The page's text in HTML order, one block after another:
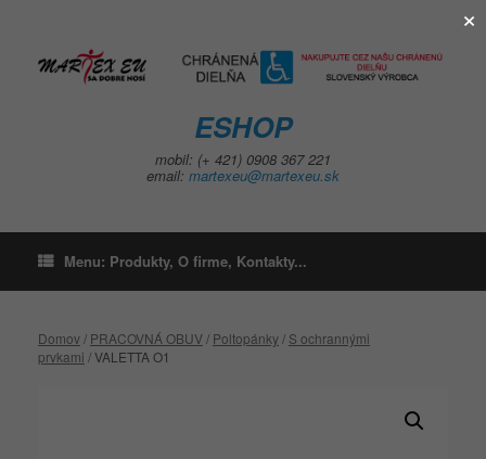
ESHOP
mobil: (+ 421) 0908 367 221
email: martexeu@martexeu.sk
Menu: Produkty, O firme, Kontakty...
Domov/ PRACOVNÁ OBUV/ Poltopánky/ S ochrannými
prvkami / VALETTA O1
×